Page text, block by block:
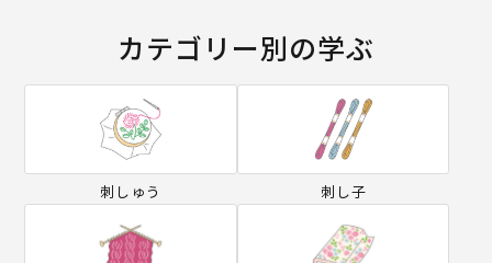
カテゴリー別の学ぶ
刺しゅう 刺し子